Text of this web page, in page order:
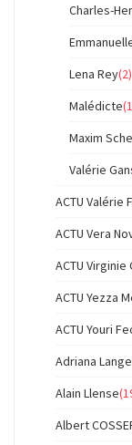
Charles-
Lena Rey(2)
Malédicte
Maxim
Valérie
ACTU Valérie
ACTU Vera
ACTU Virginie
ACTU Yezza
ACTU Youri
Adriana
Alain Llense
Albert